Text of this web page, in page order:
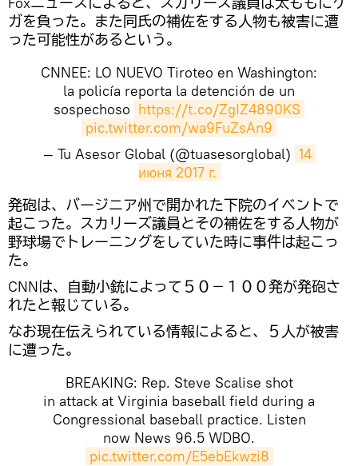
ガを負った。また同氏の補佐をする人物も被害に遭
った可能性があるという。
CNNEE: LO NUEVO Tiroteo en Washington:
la policía reporta la detención de un
sospechoso https://t.co/ZgIZ4890KS
pic.twitter.com/wa9FuZsAn9
— Tu Asesor Global (@tuasesorglobal) 14
июня 2017 г.
発砲は、バージニア州で開かれた下院のイベントで
起こった。スカリーズ議員とその補佐をする人物が
野球場でトレーニングをしていた時に事件は起こっ
た。
CNNは、自動小銃によって５０－１００発が発砲さ
れたと報じている。
なお現在伝えられている情報によると、５人が被害
に遭った。
BREAKING: Rep. Steve Scalise shot
in attack at Virginia baseball field during a
Congressional baseball practice. Listen
now News 96.5 WDBO.
pic.twitter.com/E5ebEkwzi8